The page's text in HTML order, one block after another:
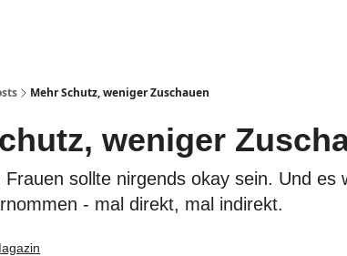
Mehr Schutz, weniger Zuschauen
weniger
Frauen sollte nirgends okay sein. Und es
- mal direkt, mal indirekt.